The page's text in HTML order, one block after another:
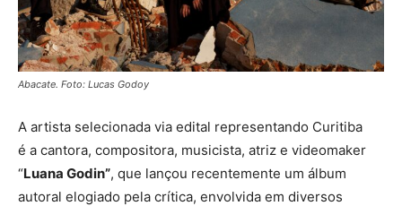
Abacate. Foto: Lucas Godoy
A artista selecionada via edital representando Curitiba
é a cantora, compositora, musicista, atriz e videomaker
“Luana Godin”, que lançou recentemente um álbum
autoral elogiado pela crítica, envolvida em diversos